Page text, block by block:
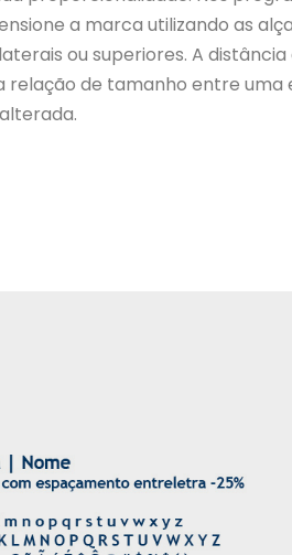
a marca utilizando as
ou superiores. A
relação de tamanho entre uma